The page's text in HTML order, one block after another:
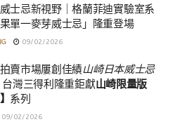
士忌新視野｜格蘭菲迪實驗室系
單一麥芽威士忌」隆重登場
09/02/2026
賣市場屢創佳績山崎日本威士忌
灣三得利隆重鉅獻山崎限量版
系列
09/02/2026